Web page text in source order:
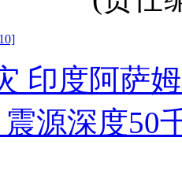
印度阿萨
源深度50